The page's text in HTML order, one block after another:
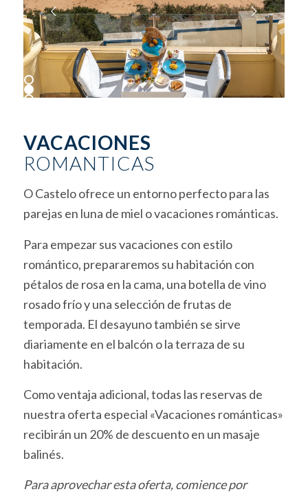
Posterior
1
2
VACACIONES
ROMANTICAS
O Castelo ofrece un entorno perfecto para las
parejas en luna de miel o vacaciones románticas.
Para empezar sus vacaciones con estilo
romántico, prepararemos su habitación con
pétalos de rosa en la cama, una botella de vino
rosado frío y una selección de frutas de
temporada. El desayuno también se sirve
diariamente en el balcón o la terraza de su
habitación.
Como ventaja adicional, todas las reservas de
nuestra oferta especial «Vacaciones románticas»
recibirán un 20% de descuento en un masaje
balinés.
Para aprovechar esta oferta, comience por